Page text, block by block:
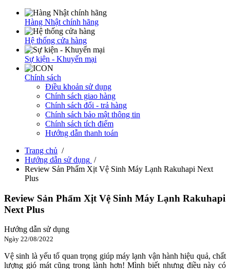
Hàng Nhật chính hãng
Hệ thống cửa hàng
Sự kiện - Khuyến mại
Chính sách
Điều khoản sử dụng
Chính sách giao hàng
Chính sách đổi - trả hàng
Chính sách bảo mật thông tin
Chính sách tích điểm
Hướng dẫn thanh toán
Trang chủ /
Hướng dẫn sử dụng /
Review Sản Phẩm Xịt Vệ Sinh Máy Lạnh Rakuhapi Next
Plus
Review Sản Phẩm Xịt Vệ Sinh Máy Lạnh Rakuhapi
Next Plus
Hướng dẫn sử dụng
Ngày 22/08/2022
Vệ sinh là yếu tố quan trọng giúp máy lạnh vận hành hiệu quả, chất
lượng gió mát cũng trong lành hơn! Mình biết nhưng điều này có